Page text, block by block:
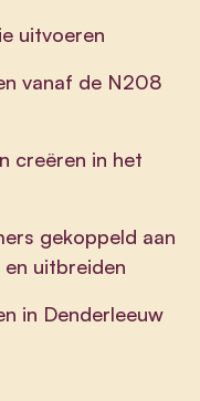
uitvoeren
vanaf de N208
creëren in het
gekoppeld aan
uitbreiden
in Denderleeuw